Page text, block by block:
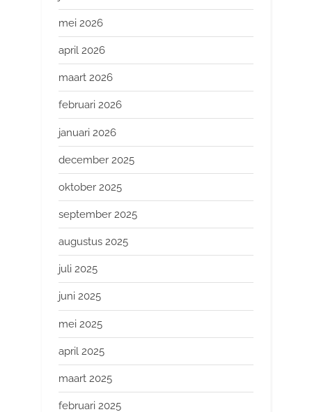
mei 2026
april 2026
maart 2026
februari 2026
januari 2026
december 2025
oktober 2025
september 2025
augustus 2025
juli 2025
juni 2025
mei 2025
april 2025
maart 2025
februari 2025